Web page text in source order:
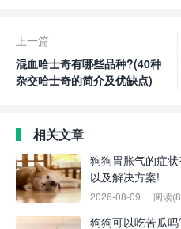
上一篇
混血哈士奇有哪些品种?(40种
杂交哈士奇的简介及优缺点)
相关文章
狗狗胃胀气的症
以及解决方案!
2026-08-09 阅读
狗狗可以吃苦瓜